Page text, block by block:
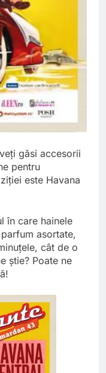
găsi accesorii
pentru
este Havana
în care hainele
asortate,
cât de o
știe? Poate ne